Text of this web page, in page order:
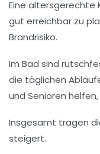
Eine altersgerechte
gut erreichbar zu
Brandrisiko.
Im Bad sind
die täglichen
und Senioren
Insgesamt tragen
steigert.